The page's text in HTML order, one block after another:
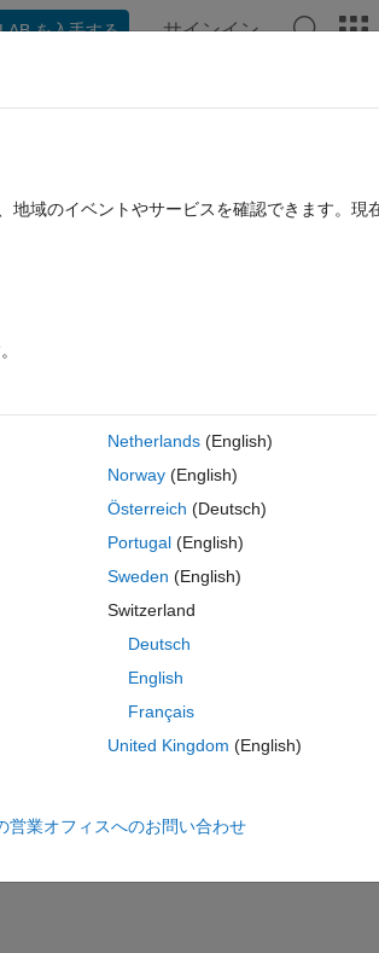
を入手する サインイン
0 投票
option works best (so using globals is only a
域のイベントやサービスを確認できます。現
Netherlands(English)
Norway(English)
Österreich (Deutsch)
Portugal(English)
Sweden (English)
Switzerland
Deutsch
English
Français
United Kingdom (English)
営業オフィスへのお問い合わせ